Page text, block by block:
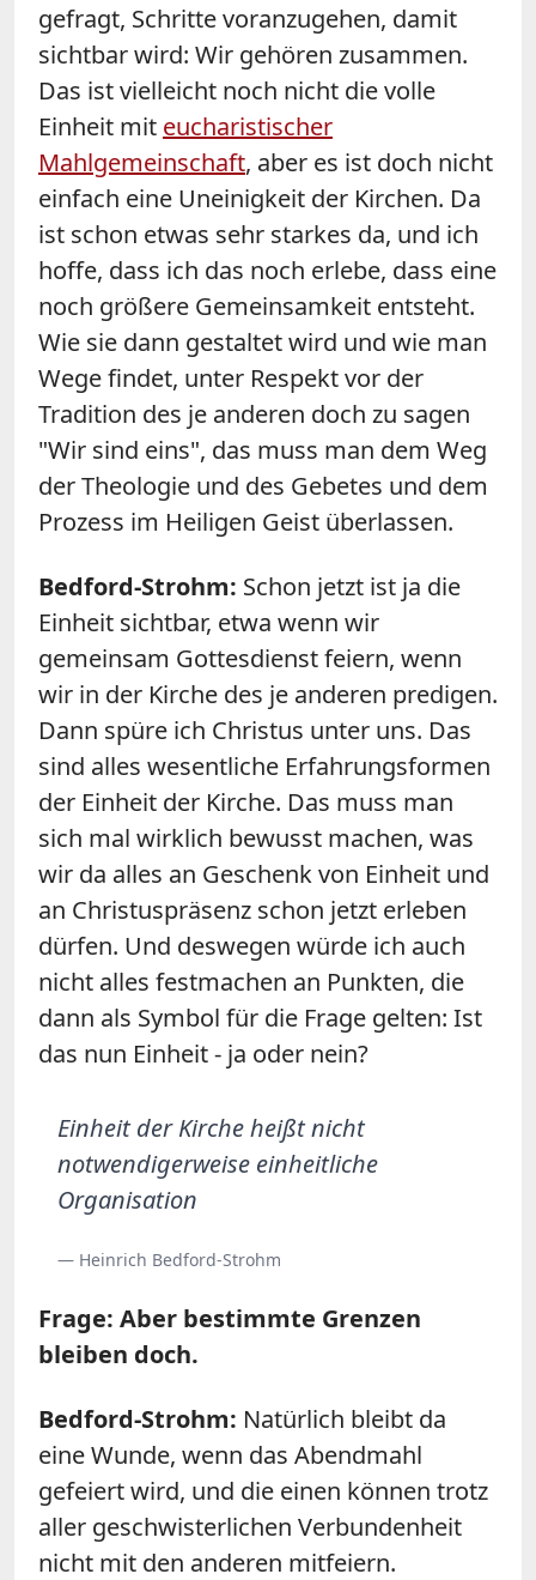
gefragt, Schritte voranzugehen, damit
sichtbar wird: Wir gehören zusammen.
Das ist vielleicht noch nicht die volle
Einheit mit eucharistischer
Mahlgemeinschaft, aber es ist doch nicht
einfach eine Uneinigkeit der Kirchen. Da
ist schon etwas sehr starkes da, und ich
hoffe, dass ich das noch erlebe, dass eine
noch größere Gemeinsamkeit entsteht.
Wie sie dann gestaltet wird und wie man
Wege findet, unter Respekt vor der
Tradition des je anderen doch zu sagen
"Wir sind eins", das muss man dem Weg
der Theologie und des Gebetes und dem
Prozess im Heiligen Geist überlassen.
Bedford-Strohm: Schon jetzt ist ja die
Einheit sichtbar, etwa wenn wir
gemeinsam Gottesdienst feiern, wenn
wir in der Kirche des je anderen predigen.
Dann spüre ich Christus unter uns. Das
sind alles wesentliche Erfahrungsformen
der Einheit der Kirche. Das muss man
sich mal wirklich bewusst machen, was
wir da alles an Geschenk von Einheit und
an Christuspräsenz schon jetzt erleben
dürfen. Und deswegen würde ich auch
nicht alles festmachen an Punkten, die
dann als Symbol für die Frage gelten: Ist
das nun Einheit - ja oder nein?
Einheit der Kirche heißt nicht
notwendigerweise einheitliche
Organisation
— Heinrich Bedford-Strohm
Frage: Aber bestimmte Grenzen
bleiben doch.
Bedford-Strohm: Natürlich bleibt da
eine Wunde, wenn das Abendmahl
gefeiert wird, und die einen können trotz
aller geschwisterlichen Verbundenheit
nicht mit den anderen mitfeiern.